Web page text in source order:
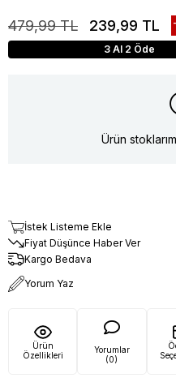
479,99 TL 239,99 TL
3 Al 2 Öde
Ürün
İstek Listeme Ekle
Fiyat Düşünce Haber Ver
Kargo Bedava
Yorum Yaz
Ürün
Özellikleri
Yorumlar
(0)